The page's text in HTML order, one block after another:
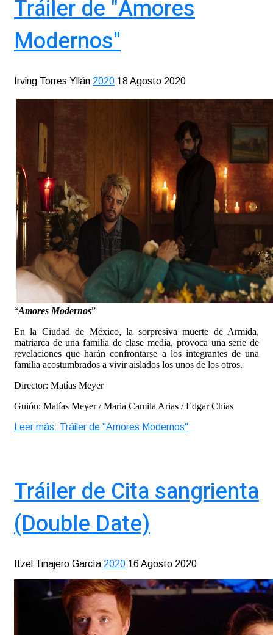
Tráiler de "Amores
Modernos"
Irving Torres Yllán 2020 18 Agosto 2020
“Amores Modernos”
En la Ciudad de México, la sorpresiva muerte de Armida,
matriarca de una familia de clase media, provoca una serie de
revelaciones que harán confrontarse a los integrantes de una
familia acostumbrados a vivir aislados los unos de los otros.
Director: Matías Meyer
Guión: Matías Meyer / Maria Camila Arias / Edgar Chias
Leer más: Tráiler de "Amores Modernos"
Tráiler de Cita sangrienta
(Double Date)
Itzel Tinajero García 2020 16 Agosto 2020